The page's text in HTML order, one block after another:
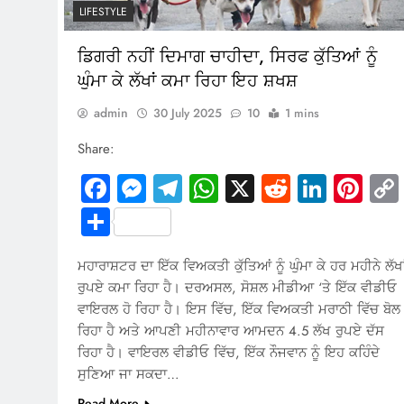
LIFESTYLE
ਡਿਗਰੀ ਨਹੀਂ ਦਿਮਾਗ ਚਾਹੀਦਾ, ਸਿਰਫ ਕੁੱਤਿਆਂ ਨੂੰ
ਘੁੰਮਾ ਕੇ ਲੱਖਾਂ ਕਮਾ ਰਿਹਾ ਇਹ ਸ਼ਖਸ਼
admin 30 July 2025 10 1 mins
Share:
Facebook
Messenger
Telegram
WhatsApp
X Reddit
Share
ਮਹਾਰਾਸ਼ਟਰ ਦਾ ਇੱਕ ਵਿਅਕਤੀ ਕੁੱਤਿਆਂ ਨੂੰ ਘੁੰਮਾ ਕੇ ਹਰ ਮਹੀਨੇ
ਰੁਪਏ ਕਮਾ ਰਿਹਾ ਹੈ। ਦਰਅਸਲ, ਸੋਸ਼ਲ ਮੀਡੀਆ ‘ਤੇ ਇੱਕ ਵੀਡੀਓ
ਵਾਇਰਲ ਹੋ ਰਿਹਾ ਹੈ। ਇਸ ਵਿੱਚ, ਇੱਕ ਵਿਅਕਤੀ ਮਰਾਠੀ ਵਿੱਚ ਬੋਲ
ਰਿਹਾ ਹੈ ਅਤੇ ਆਪਣੀ ਮਹੀਨਾਵਾਰ ਆਮਦਨ 4.5 ਲੱਖ ਰੁਪਏ ਦੱਸ
ਰਿਹਾ ਹੈ। ਵਾਇਰਲ ਵੀਡੀਓ ਵਿੱਚ, ਇੱਕ ਨੌਜਵਾਨ ਨੂੰ ਇਹ ਕਹਿੰਦੇ
ਸੁਣਿਆ ਜਾ ਸਕਦਾ…